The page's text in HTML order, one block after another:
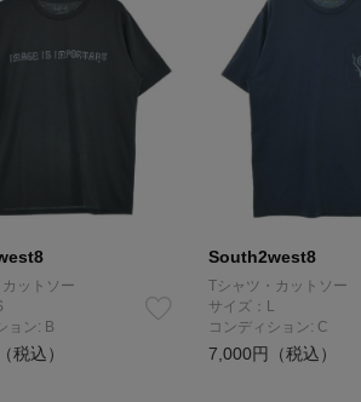
ットソー
ョン: B
税込）
South2west8
Tシャツ・カットソー
サイズ：L
コンディション: C
7,000円（税込）